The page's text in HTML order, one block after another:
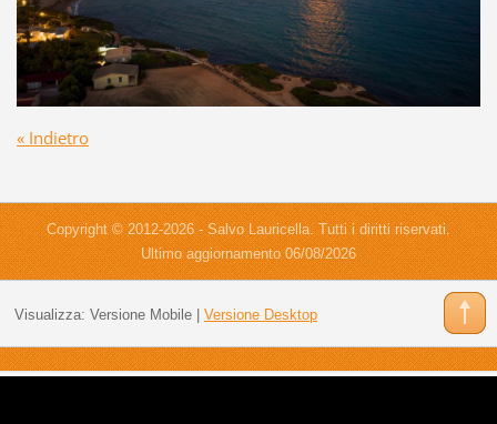
« Indietro
Copyright © 2012-2026 - Salvo Lauricella. Tutti i diritti riservati.
Ultimo aggiornamento 06/08/2026
Visualizza: Versione Mobile| Versione Desktop